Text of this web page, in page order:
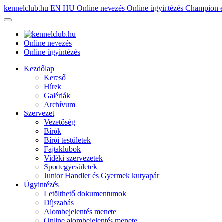
kennelclub.hu EN HU Online nevezés Online ügyintézés Champion
Online nevezés
Online ügyintézés
Kezdőlap
Kereső
Hírek
Galériák
Archívum
Szervezet
Vezetőség
Bírók
Bírói testületek
Fajtaklubok
Vidéki szervezetek
Sportegyesületek
Junior Handler és Gyermek kutyapár
Ügyintézés
Letölthető dokumentumok
Díjszabás
Alombejelentés menete
Online alombejelentés menete